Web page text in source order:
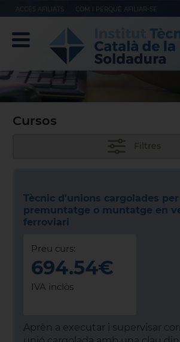
COM I PERQUÈ AFILIAR-SE
Cursos
Filtres
Tècnic d'unions cargolades per
premuntatge o muntatge en
ferroviari
Preu curs:
694.54€
IVA inclòs
Aprèn a executar i supervisar